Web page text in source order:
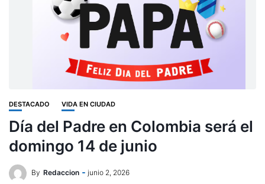
DESTACADO VIDA EN CIUDAD
Día del Padre en Colombia será el
domingo 14 de junio
By Redaccion junio 2, 2026